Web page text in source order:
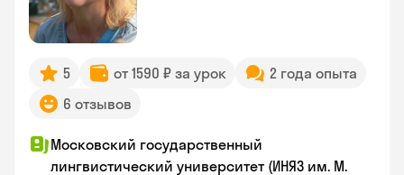
5 от 1590 ₽ за урок
2 года опыта
6 отзывов
Московский государственный
лингвистический университет (ИНЯЗ им. М.